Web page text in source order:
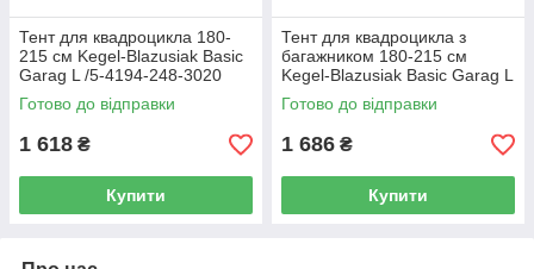
Тент для квадроцикла 180-
215 см Kegel-Blazusiak Basic
Garag L /5-4194-248-3020
Готово до відправки
1 618 ₴
Купити
Тент для квадроцикла з
багажником 180-215 см
Kegel-Blazusiak Basic Garag L
Box /5-4195-248-3020
Готово до відправки
1 686 ₴
Купити